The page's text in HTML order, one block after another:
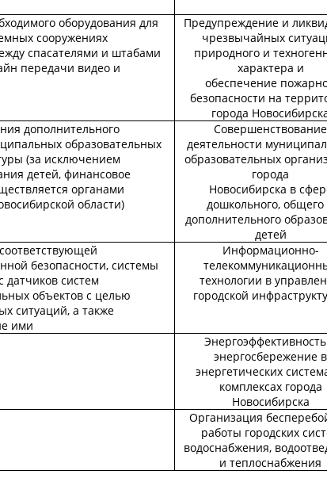
оборудования для
сооружениях
спасателями и штабами
передачи видео и
Предупреждение и
чрезвычайных
природного и
характера и
обеспечение
безопасности на
города
дополнительного
образовательных
(за исключением
детей, финансовое
органами
области)
Совершенствование
деятельности
образовательных
города
Новосибирска в
дошкольного, общего
дополнительного
детей
безопасности, системы
датчиков систем
объектов с целью
ситуаций, а также
ими
Информационно-
технологии в
городской
энергосбережение в
энергетических
комплексах города
Новосибирска
Организация
работы городских
водоснабжения,
и теплоснабжения